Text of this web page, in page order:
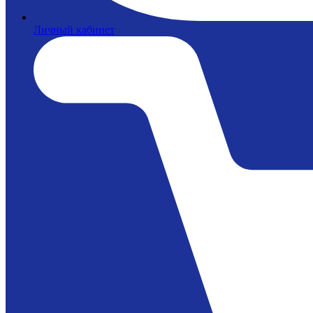
Личный кабинет